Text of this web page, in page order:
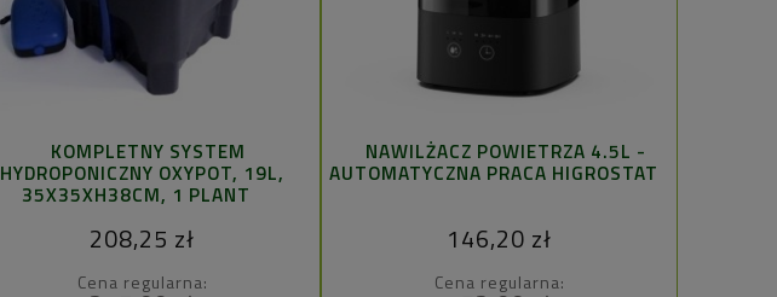
KOMPLETNY SYSTEM
HYDROPONICZNY OXYPOT, 19L,
35X35XH38CM, 1 PLANT
208,25 zł
Cena regularna:
NAWILŻACZ POWIETRZA 4.5L -
AUTOMATYCZNA PRACA HIGROSTAT
146,20 zł
Cena regularna: